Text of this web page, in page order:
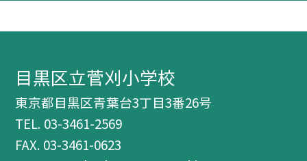
目黒区立菅刈小学校
東京都目黒区青葉台3丁目3番26号
TEL. 03-3461-2569
FAX. 03-3461-0623